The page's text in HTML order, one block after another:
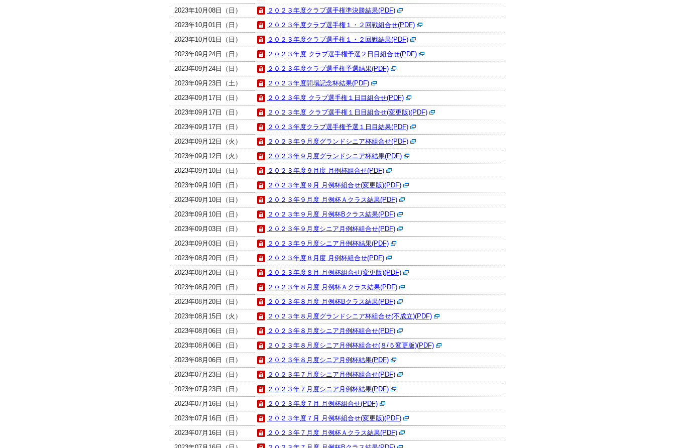
2023年10月08日（日）
２０２３年度クラブ選手権準決勝結果(PDF)
2023年10月01日（日）
２０２３年度クラブ選手権１・２回戦組合せ(PDF)
2023年10月01日（日）
２０２３年度クラブ選手権１・２回戦結果(PDF)
2023年09月24日（日）
２０２３年度 クラブ選手権予選２日目組合せ(PDF)
2023年09月24日（日）
２０２３年度クラブ選手権予選結果(PDF)
2023年09月23日（土）
２０２３年度開場記念杯結果(PDF)
2023年09月17日（日）
２０２３年度 クラブ選手権１日目組合せ(PDF)
2023年09月17日（日）
２０２３年度 クラブ選手権１日目組合せ(変更版)(PDF)
2023年09月17日（日）
２０２３年度クラブ選手権予選１日目結果(PDF)
2023年09月12日（火）
２０２３年９月度グランドシニア杯組合せ(PDF)
2023年09月12日（火）
２０２３年９月度グランドシニア杯結果(PDF)
2023年09月10日（日）
２０２３年度９月度 月例杯組合せ(PDF)
2023年09月10日（日）
２０２３年度９月 月例杯組合せ(変更版)(PDF)
2023年09月10日（日）
２０２３年９月度 月例杯Ａクラス結果(PDF)
2023年09月10日（日）
２０２３年９月度 月例杯Bクラス結果(PDF)
2023年09月03日（日）
２０２３年９月度シニア月例杯組合せ(PDF)
2023年09月03日（日）
２０２３年９月度シニア月例杯結果(PDF)
2023年08月20日（日）
２０２３年度８月度 月例杯組合せ(PDF)
2023年08月20日（日）
２０２３年度８月 月例杯組合せ(変更版)(PDF)
2023年08月20日（日）
２０２３年８月度 月例杯Ａクラス結果(PDF)
2023年08月20日（日）
２０２３年８月度 月例杯Bクラス結果(PDF)
2023年08月15日（火）
２０２３年８月度グランドシニア杯組合せ(不成立)(PDF)
2023年08月06日（日）
２０２３年８月度シニア月例杯組合せ(PDF)
2023年08月06日（日）
２０２３年８月度シニア月例杯組合せ(８/５変更版)(PDF)
2023年08月06日（日）
２０２３年８月度シニア月例杯結果(PDF)
2023年07月23日（日）
２０２３年７月度シニア月例杯組合せ(PDF)
2023年07月23日（日）
２０２３年７月度シニア月例杯結果(PDF)
2023年07月16日（日）
２０２３年度７月 月例杯組合せ(PDF)
2023年07月16日（日）
２０２３年度７月 月例杯組合せ(変更版)(PDF)
2023年07月16日（日）
２０２３年７月度 月例杯Ａクラス結果(PDF)